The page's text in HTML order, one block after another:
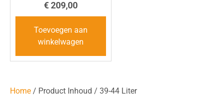
€209,00
Toevoegen aan
winkelwagen
Home / Product Inhoud / 39-44 Liter